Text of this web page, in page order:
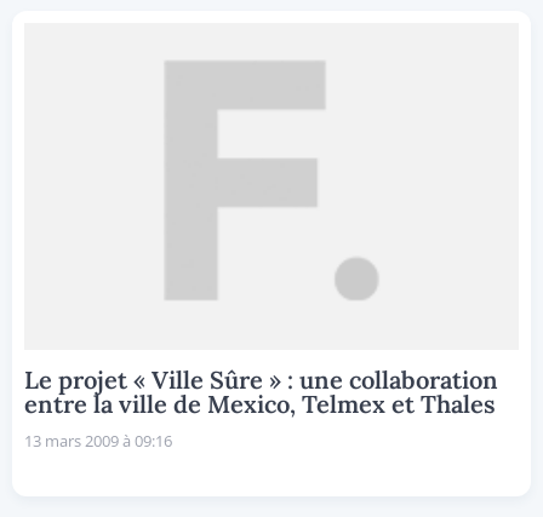
Le projet « Ville Sûre » : une collaboration
entre la ville de Mexico, Telmex et Thales
13 mars 2009 à 09:16